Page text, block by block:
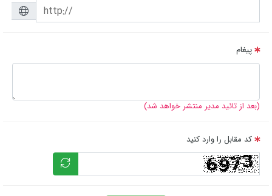
پیغام
(بعد از تائید مدیر منتشر خواهد شد)
کد مقابل را وارد کنید